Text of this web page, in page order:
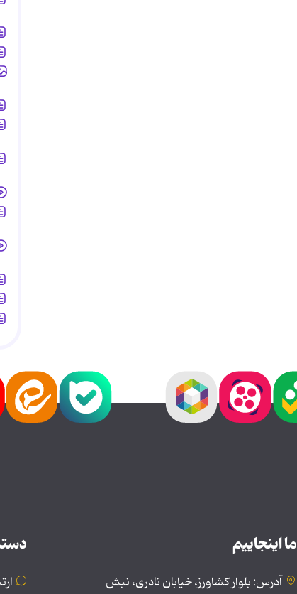
ما اینجاییم
آدرس: بلوار کشاورز، خیابان نادری، نبش